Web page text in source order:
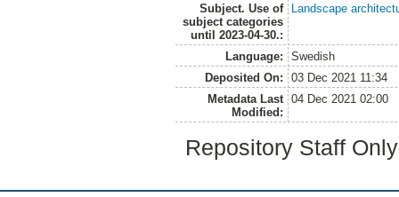
Subject. Use of
subject categories
until 2023-04-30.:
Landscape
Language:
Swedish
Deposited On:
03 Dec 2021 11:34
Metadata Last
Modified:
04 Dec 2021 02:00
Repository Staff